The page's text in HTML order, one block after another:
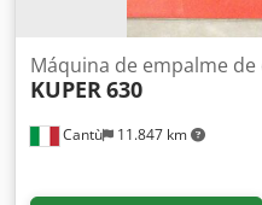
Cantù 11.847 km
Máquina de empalme de
KUPER630